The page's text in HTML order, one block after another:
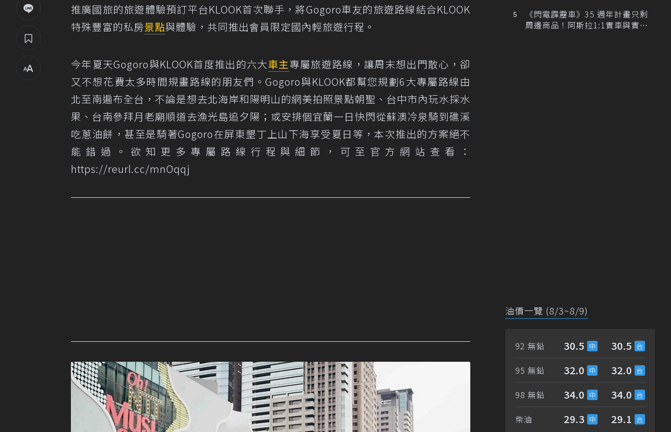
推廣國旅的旅遊體驗預訂平台KLOOK首次聯手，將Gogoro車友的旅遊路線結合KLOOK
特殊豐富的私房景點與體驗，共同推出會員限定國內輕旅遊行程。
今年夏天Gogoro與KLOOK首度推出的六大車主專屬旅遊路線，讓周末想出門散心，卻
又不想花費太多時間規畫路線的朋友們。Gogoro與KLOOK都幫您規劃6大專屬路線由
北至南遍布全台，不論是想去北海岸和陽明山的網美拍照景點朝聖、台中市內玩水採水
果、台南參拜月老廟順道去漁光島追夕陽；或安排個宜蘭一日快閃從蘇澳冷泉騎到礁溪
吃蔥油餅，甚至是騎著Gogoro在屏東墾丁上山下海享受夏日等，本次推出的方案絕不
能錯過。欲知更多專屬路線行程與細節，可至官方網站查看：
https://reurl.cc/mnOqqj
《閃電霹靂車》35 週年計畫只剩
周邊商品！阿斯拉1:1實車與實體
油價一覽 (8/3~8/9)
92 無鉛 30.5 30.5
95 無鉛 32.0 32.0
98 無鉛 34.0 34.0
柴油 29.3 29.1